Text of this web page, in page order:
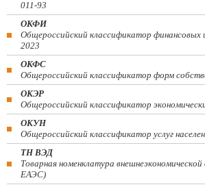
011-93
ОКФИ
Общероссийский классификатор финансовых
2023
ОКФС
Общероссийский классификатор форм
ОКЭР
Общероссийский классификатор
ОКУН
Общероссийский классификатор услуг
ТН ВЭД
Товарная номенклатура
ЕАЭС)